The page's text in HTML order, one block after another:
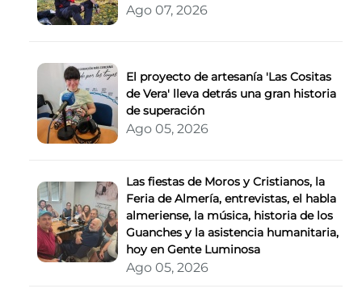
Ago 07, 2026
El proyecto de artesanía 'Las Cositas
de Vera' lleva detrás una gran historia
de superación
Ago 05, 2026
Las fiestas de Moros y Cristianos, la
Feria de Almería, entrevistas, el habla
almeriense, la música, historia de los
Guanches y la asistencia humanitaria,
hoy en Gente Luminosa
Ago 05, 2026